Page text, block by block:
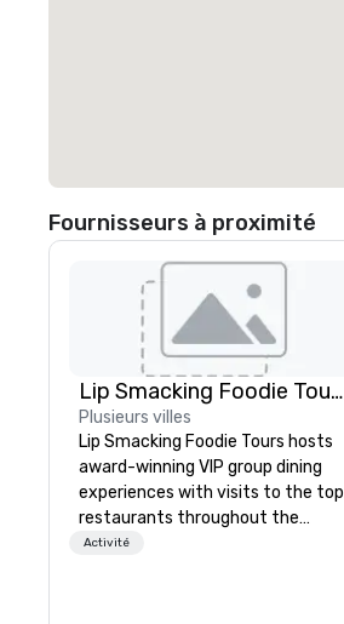
Fournisseurs à proximité
Lip Smacking Foodie Tours
Plusieurs villes
Lip Smacking Foodie Tours hosts
award-winning VIP group dining
experiences with visits to the top
restaurants throughout the
United States. Choose either a
Activité